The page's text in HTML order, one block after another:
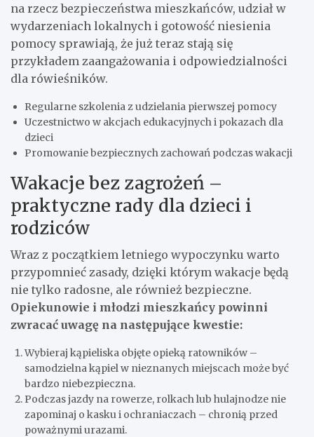
na rzecz bezpieczeństwa mieszkańców, udział w
wydarzeniach lokalnych i gotowość niesienia
pomocy sprawiają, że już teraz stają się
przykładem zaangażowania i odpowiedzialności
dla rówieśników.
Regularne szkolenia z udzielania pierwszej pomocy
Uczestnictwo w akcjach edukacyjnych i pokazach dla
dzieci
Promowanie bezpiecznych zachowań podczas wakacji
Wakacje bez zagrożeń –
praktyczne rady dla dzieci i
rodziców
Wraz z początkiem letniego wypoczynku warto
przypomnieć zasady, dzięki którym wakacje będą
nie tylko radosne, ale również bezpieczne.
Opiekunowie i młodzi mieszkańcy powinni
zwracać uwagę na następujące kwestie:
Wybieraj kąpieliska objęte opieką ratowników –
samodzielna kąpiel w nieznanych miejscach może być
bardzo niebezpieczna.
Podczas jazdy na rowerze, rolkach lub hulajnodze nie
zapominaj o kasku i ochraniaczach – chronią przed
poważnymi urazami.